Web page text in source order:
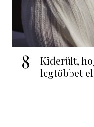
8
Kiderült,
legtöbbet